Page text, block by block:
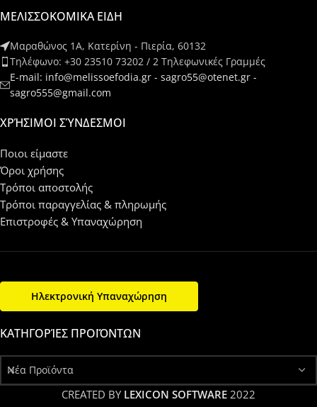
ΜΕΛΙΣΣΟΚΟΜΙΚΑ ΕΙΔΗ
Μαραθώνος 1Α, Κατερίνη - Πιερία, 60132
Τηλέφωνο: +30 23510 73202 / 2 Τηλεφωνικές Γραμμές
E-mail: info@melissoefodia.gr - sagro55@otenet.gr -
sagro555@gmail.com
ΧΡΉΣΙΜΟΙ ΣΎΝΔΕΣΜΟΙ
Ποιοι είμαστε
Όροι χρήσης
Τρόποι αποστολής
Τρόποι παραγγελίας & πληρωμής
Επιστροφές & Υπαναχώρηση
Ηλεκτρονική Υπαναχώρηση
ΚΑΤΗΓΟΡΊΕΣ ΠΡΟΪΌΝΤΩΝ
Νέα Προϊόντα
CREATED BY LEXICON SOFTWARE 2022